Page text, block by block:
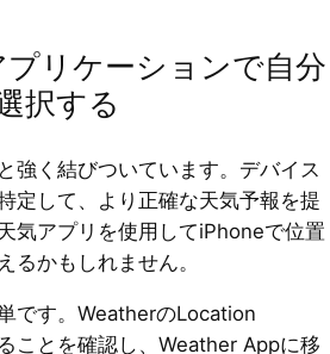
リケーションで自分
択する
強く結びついています。デバイス
定して、より正確な天気予報を提
気アプリを使用してiPhoneで位置
るかもしれません。
です。WeatherのLocation
ことを確認し、Weather Appに移